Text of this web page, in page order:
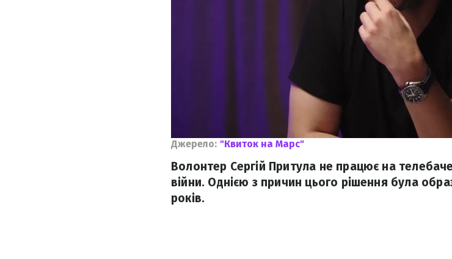
Джерело: "Квиток на Марс"
Волонтер Сергій Притула не працює на
війни. Однією з причин цього рішення була
років.